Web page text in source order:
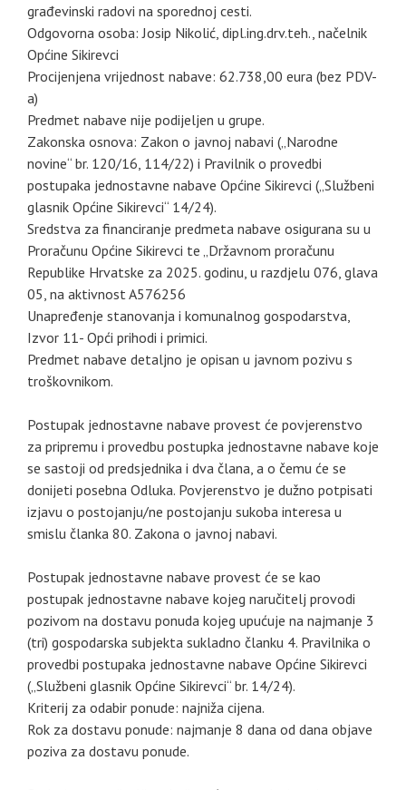
građevinski radovi na sporednoj cesti.
Odgovorna osoba: Josip Nikolić, dipl.ing.drv.teh., načelnik
Općine Sikirevci
Procijenjena vrijednost nabave: 62.738,00 eura (bez PDV-
a)
Predmet nabave nije podijeljen u grupe.
Zakonska osnova: Zakon o javnoj nabavi („Narodne
novine“ br. 120/16, 114/22) i Pravilnik o provedbi
postupaka jednostavne nabave Općine Sikirevci („Službeni
glasnik Općine Sikirevci“ 14/24).
Sredstva za financiranje predmeta nabave osigurana su u
Proračunu Općine Sikirevci te „Državnom proračunu
Republike Hrvatske za 2025. godinu, u razdjelu 076, glava
05, na aktivnost A576256
Unapređenje stanovanja i komunalnog gospodarstva,
Izvor 11- Opći prihodi i primici.
Predmet nabave detaljno je opisan u javnom pozivu s
troškovnikom.
Postupak jednostavne nabave provest će povjerenstvo
za pripremu i provedbu postupka jednostavne nabave koje
se sastoji od predsjednika i dva člana, a o čemu će se
donijeti posebna Odluka. Povjerenstvo je dužno potpisati
izjavu o postojanju/ne postojanju sukoba interesa u
smislu članka 80. Zakona o javnoj nabavi.
Postupak jednostavne nabave provest će se kao
postupak jednostavne nabave kojeg naručitelj provodi
pozivom na dostavu ponuda kojeg upućuje na najmanje 3
(tri) gospodarska subjekta sukladno članku 4. Pravilnika o
provedbi postupaka jednostavne nabave Općine Sikirevci
(„Službeni glasnik Općine Sikirevci“ br. 14/24).
Kriterij za odabir ponude: najniža cijena.
Rok za dostavu ponude: najmanje 8 dana od dana objave
poziva za dostavu ponude.